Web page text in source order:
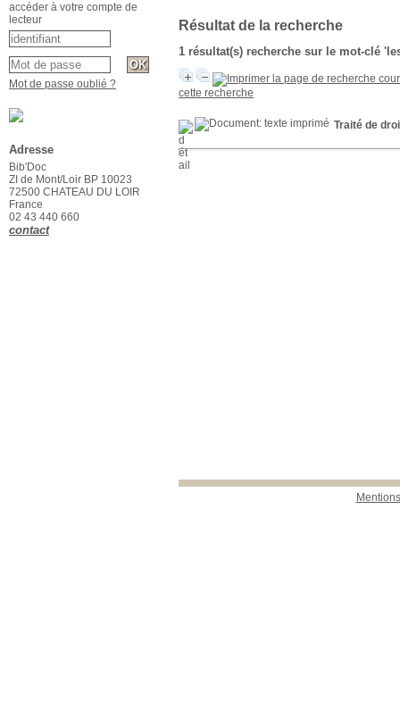
Résultat de la recherche
1 résultat(s) recherche sur le mot-clé
cette recherche
Traité de
accéder à votre compte de
lecteur
Mot de passe oublié ?
Adresse
Bib'Doc
ZI de Mont/Loir BP 10023
72500 CHATEAU DU LOIR
France
02 43 440 660
contact